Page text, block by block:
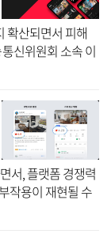
확산되면서 피해
신위원회 소속 이
개인정보보호
서, 플랫폼 경쟁력
작용이 재현될 수
14일 입장문을